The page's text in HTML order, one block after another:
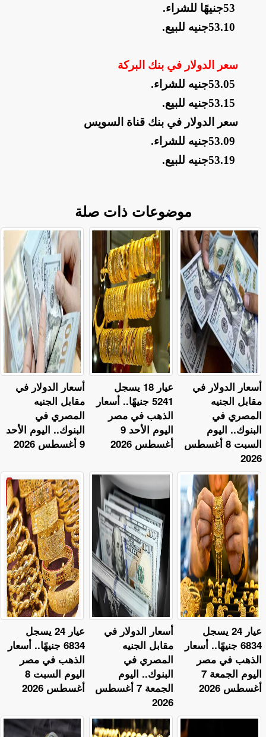
53جنيهًا للشراء.
53.10جنيه للبيع.
سعر الدولار في بنك البركة
53.05جنيه للشراء.
53.15جنيه للبيع.
سعر الدولار في بنك قناة السويس
53.09جنيه للشراء.
53.19جنيه للبيع.
موضوعات ذات صلة
أسعار الدولار في
مقابل الجنيه
المصري في
البنوك.. اليوم الأحد
9 أغسطس 2026
عيار 18 يسجل
5241 جنيهًا.. أسعار
الذهب في مصر
اليوم الأحد 9
أغسطس 2026
أسعار الدولار في
مقابل الجنيه
المصري في
البنوك.. اليوم
السبت 8 أغسطس
2026
عيار 24 يسجل
6834 جنيهًا.. أسعار
الذهب في مصر
اليوم السبت 8
أغسطس 2026
أسعار الدولار في
مقابل الجنيه
المصري في
البنوك.. اليوم
الجمعة 7 أغسطس
2026
عيار 24 يسجل
6834 جنيهًا.. أسعار
الذهب في مصر
اليوم الجمعة 7
أغسطس 2026